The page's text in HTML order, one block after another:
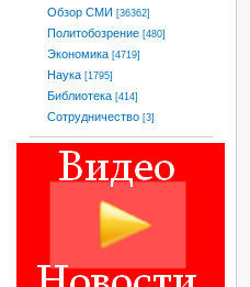
Обзор СМИ [36362]
Политобозрение [480]
Экономика [4719]
Наука [1795]
Библиотека [414]
Сотрудничество [3]